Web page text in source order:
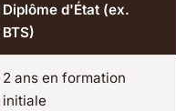
Diplôme d'État (ex.
BTS)
2 ans en formation
initiale